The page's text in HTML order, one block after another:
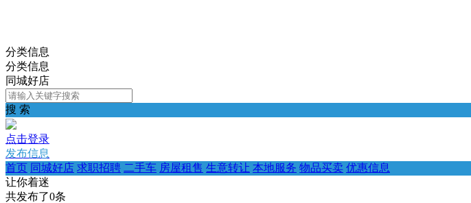
分类信息
分类信息
同城好店
搜 索
点击登录
发布信息
首页 同城好店 求职招聘 二手车 房屋租售 生意转让 本地服务 物品买卖 优惠信息
让你着迷
共发布了0条